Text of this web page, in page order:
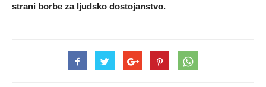
strani borbe za ljudsko dostojanstvo.